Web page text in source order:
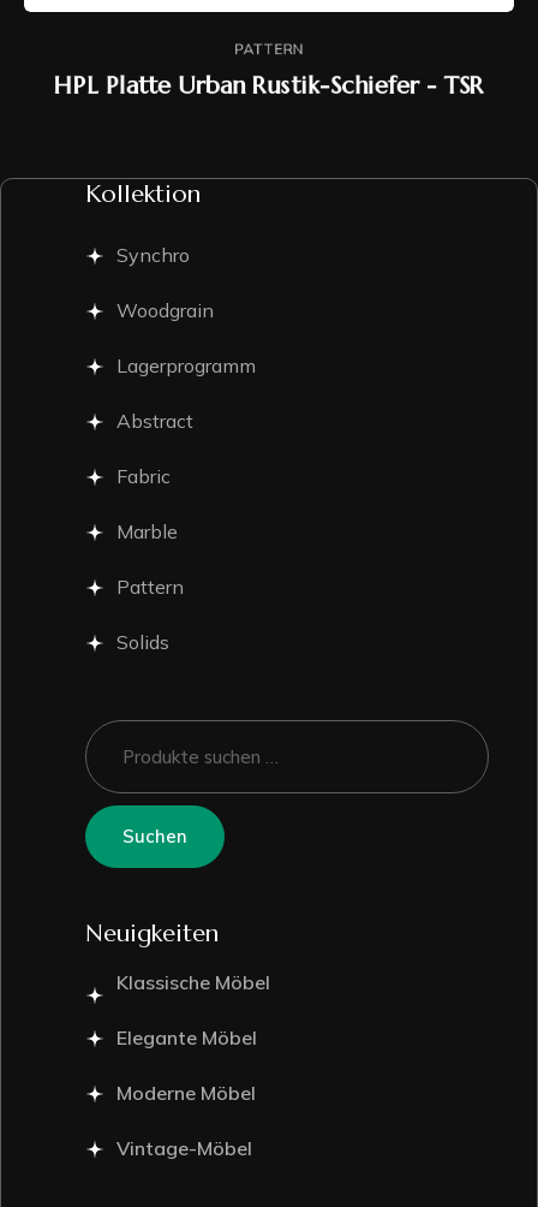
PATTERN
HPL Platte Urban Rustik-Schiefer - TSR
Kollektion
Synchro
Woodgrain
Lagerprogramm
Abstract
Fabric
Marble
Pattern
Solids
Suchen
Neuigkeiten
Klassische Möbel
Elegante Möbel
Moderne Möbel
Vintage-Möbel